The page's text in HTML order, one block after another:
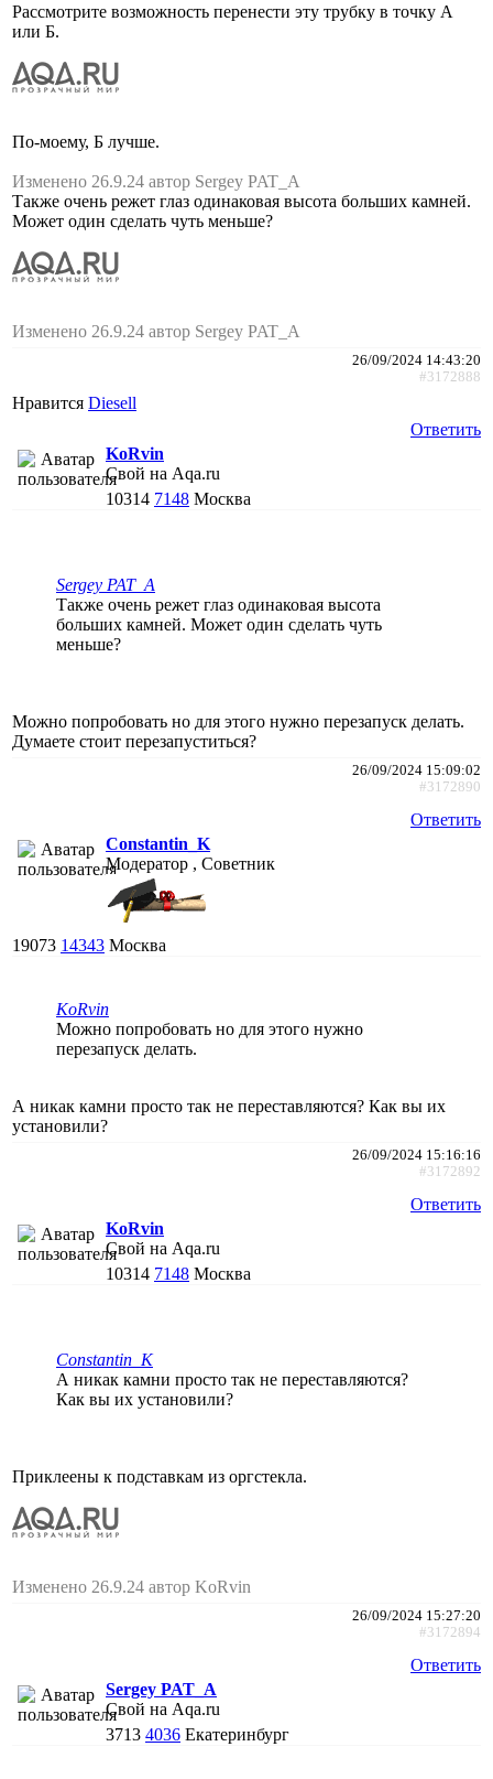
Рассмотрите возможность перенести эту трубку в точку А
или Б.
По-моему, Б лучше.
Изменено 26.9.24 автор Sergey PAT_A
Также очень режет глаз одинаковая высота больших камней.
Может один сделать чуть меньше?
Изменено 26.9.24 автор Sergey PAT_A
26/09/2024 14:43:20
#3172888
Нравится Diesell
Ответить
KoRvin
Свой на Aqa.ru
10314 7148 Москва
Sergey PAT_A
Также очень режет глаз одинаковая высота
больших камней. Может один сделать чуть
меньше?
Можно попробовать но для этого нужно перезапуск делать.
Думаете стоит перезапуститься?
26/09/2024 15:09:02
#3172890
Ответить
Constantin_K
Модератор , Советник
19073 14343 Москва
KoRvin
Можно попробовать но для этого нужно
перезапуск делать.
А никак камни просто так не переставляются? Как вы их
установили?
26/09/2024 15:16:16
#3172892
Ответить
KoRvin
Свой на Aqa.ru
10314 7148 Москва
Constantin_K
А никак камни просто так не переставляются?
Как вы их установили?
Приклеены к подставкам из оргстекла.
Изменено 26.9.24 автор KoRvin
26/09/2024 15:27:20
#3172894
Ответить
Sergey PAT_A
Свой на Aqa.ru
3713 4036 Екатеринбург